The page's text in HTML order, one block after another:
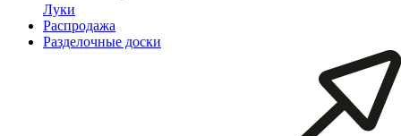
Луки
Распродажа
Разделочные доски